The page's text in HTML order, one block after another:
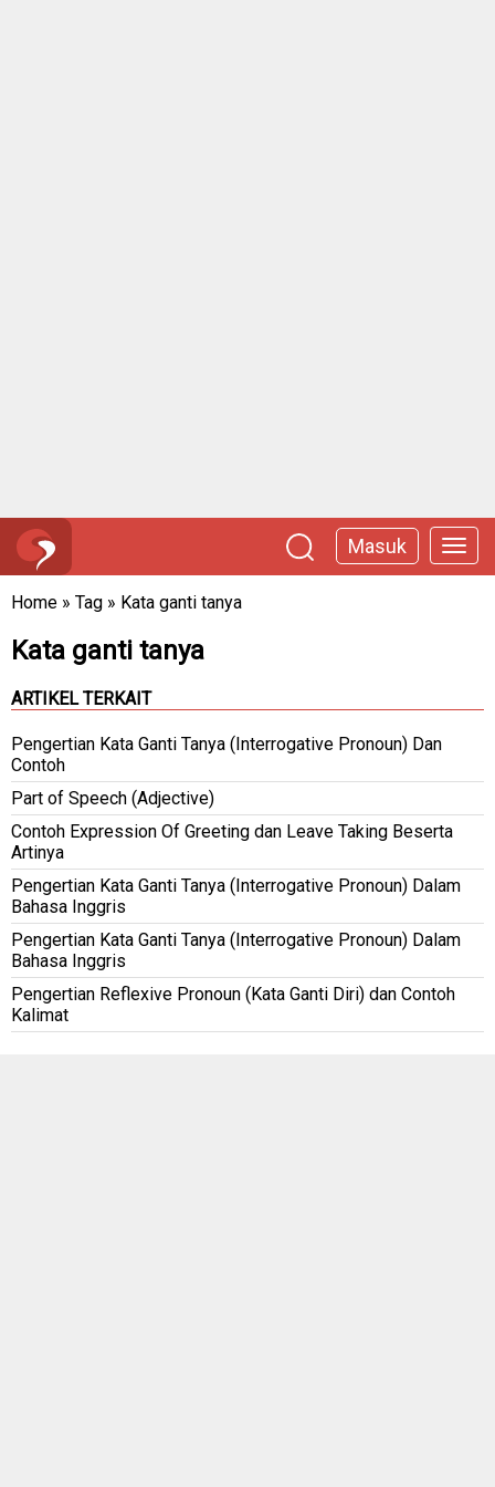
Masuk
Home » Tag » Kata ganti tanya
Kata ganti tanya
ARTIKEL TERKAIT
Pengertian Kata Ganti Tanya (Interrogative Pronoun) Dan
Contoh
Part of Speech (Adjective)
Contoh Expression Of Greeting dan Leave Taking Beserta
Artinya
Pengertian Kata Ganti Tanya (Interrogative Pronoun) Dalam
Bahasa Inggris
Pengertian Kata Ganti Tanya (Interrogative Pronoun) Dalam
Bahasa Inggris
Pengertian Reflexive Pronoun (Kata Ganti Diri) dan Contoh
Kalimat